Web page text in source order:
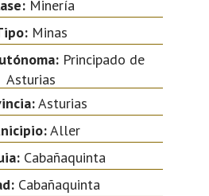
Minería
Minas
Principado de
Asturias
Asturias
Aller
Cabañaquinta
Cabañaquinta